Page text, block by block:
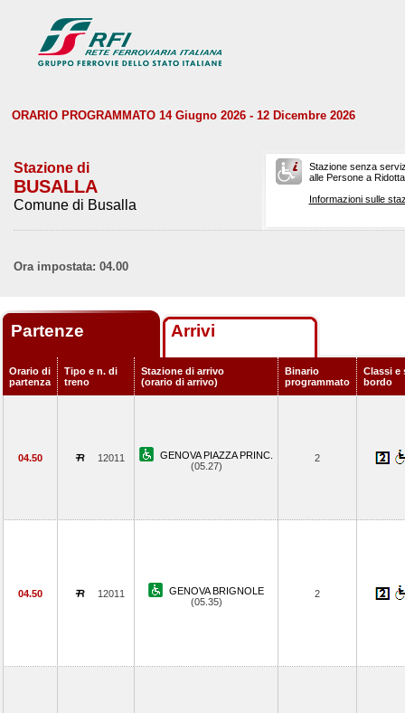
ORARIO PROGRAMMATO 14 Giugno 2026 - 12 Dicembre 2026
Stazione di
BUSALLA
Comune di Busalla
Stazione senza
alle Persone a
Informazioni sulle
Ora impostata: 04.00
Partenze Arrivi
Orario di
partenza
Tipo e n. di
treno
Stazione di arrivo
(orario di arrivo)
Binario
programmato
Classi e
bordo
04.50 12011
GENOVA PIAZZA PRINC.
(05.27)
2
04.50 12011
GENOVA BRIGNOLE
(05.35)
2